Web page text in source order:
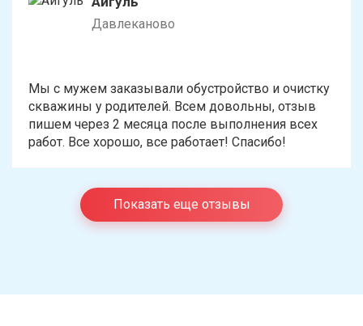
Давлеканово
Мы с мужем заказывали обустройство и очистку
скважины у родителей. Всем довольны, отзыв
пишем через 2 месяца после выполнения всех
работ. Все хорошо, все работает! Спасибо!
Показать еще отзывы